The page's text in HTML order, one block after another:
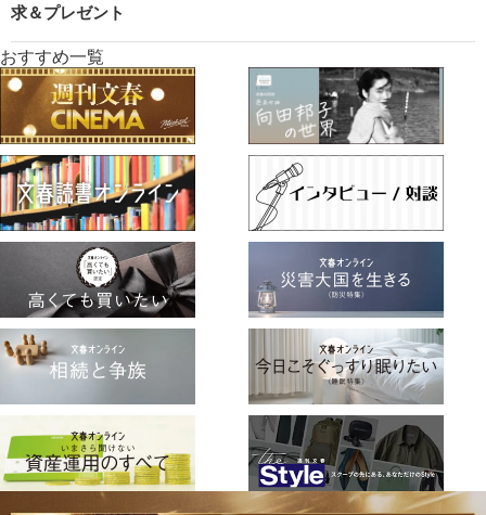
求＆プレゼント
おすすめ一覧